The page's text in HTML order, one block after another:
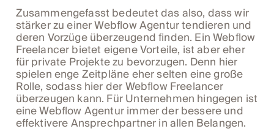
Zusammengefasst bedeutet das also, dass wir
stärker zu einer Webflow Agentur tendieren und
deren Vorzüge überzeugend finden. Ein Webflow
Freelancer bietet eigene Vorteile, ist aber eher
für private Projekte zu bevorzugen. Denn hier
spielen enge Zeitpläne eher selten eine große
Rolle, sodass hier der Webflow Freelancer
überzeugen kann. Für Unternehmen hingegen ist
eine Webflow Agentur immer der bessere und
effektivere Ansprechpartner in allen Belangen.